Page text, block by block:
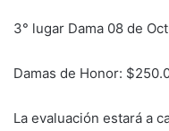
3° lugar Dama 08 de
Damas de Honor:
La evaluación estará a